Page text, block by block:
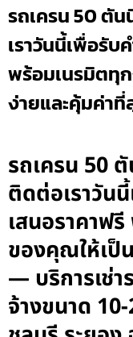
รถเครน 50 ตั
เราวันนี้เพื่อรับ
พร้อมเนรมิตทุ
ง่ายและคุ้มค่า
รถเครน 50
ติดต่อเราวัน
เสนอราคาฟ
ของคุณให้เป็
— บริการเช่า
จ้างขนาด